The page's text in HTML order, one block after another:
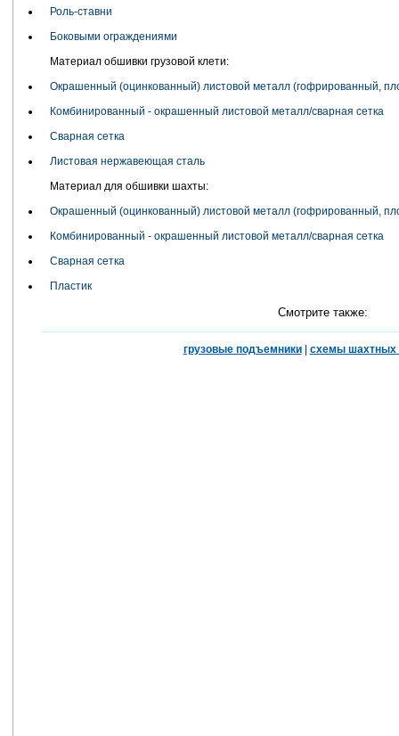
Роль-ставни
Боковыми ограждениями
Материал обшивки грузовой клети:
Окрашенный (оцинкованный) листовой металл (гофрированный,
Комбинированный - окрашенный листовой металл/сварная сетка
Сварная сетка
Листовая нержавеющая сталь
Материал для обшивки шахты:
Окрашенный (оцинкованный) листовой металл (гофрированный,
Комбинированный - окрашенный листовой металл/сварная сетка
Сварная сетка
Пластик
Смотрите также:
грузовые подъемники| схемы шахтных